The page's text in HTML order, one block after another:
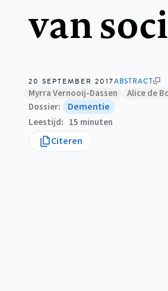
van
20 SEPTEMBER 2017ABSTRACT
Myrra Vernooij-Dassen Alice de
Dossier
Dementie
Leestijd 15 minuten
Citeren